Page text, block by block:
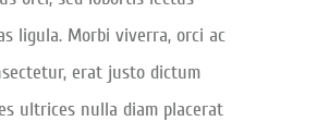
ligula. Morbi viverra, orci ac
erat justo dictum
ultrices nulla diam placerat